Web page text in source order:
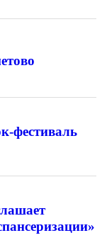
фестиваль